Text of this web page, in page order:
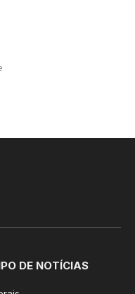
DE NOTÍCIAS